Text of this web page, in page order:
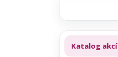
Katalog akcí